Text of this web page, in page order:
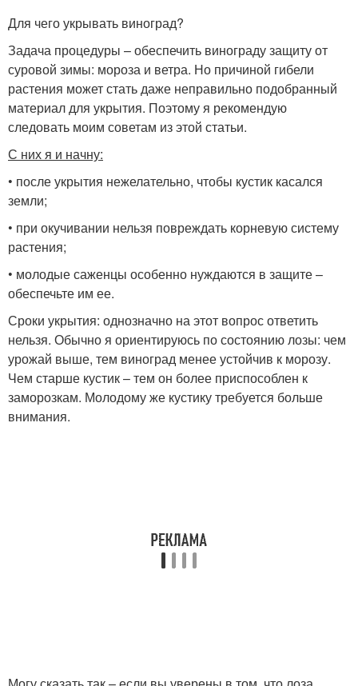
Для чего укрывать виноград?
Задача процедуры – обеспечить винограду защиту от
суровой зимы: мороза и ветра. Но причиной гибели
растения может стать даже неправильно подобранный
материал для укрытия. Поэтому я рекомендую
следовать моим советам из этой статьи.
С них я и начну:
• после укрытия нежелательно, чтобы кустик касался
земли;
• при окучивании нельзя повреждать корневую систему
растения;
• молодые саженцы особенно нуждаются в защите –
обеспечьте им ее.
Сроки укрытия: однозначно на этот вопрос ответить
нельзя. Обычно я ориентируюсь по состоянию лозы: чем
урожай выше, тем виноград менее устойчив к морозу.
Чем старше кустик – тем он более приспособлен к
заморозкам. Молодому же кустику требуется больше
внимания.